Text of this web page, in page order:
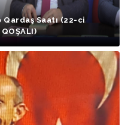
Saatı (22-ci